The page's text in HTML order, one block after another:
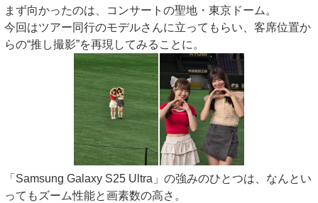
まず向かったのは、コンサートの聖地・東京ドーム。
今回はツアー同行のモデルさんに立ってもらい、客席位置か
らの“推し撮影”を再現してみることに。
「Samsung Galaxy S25 Ultra」の強みのひとつは、なんとい
ってもズーム性能と画素数の高さ。